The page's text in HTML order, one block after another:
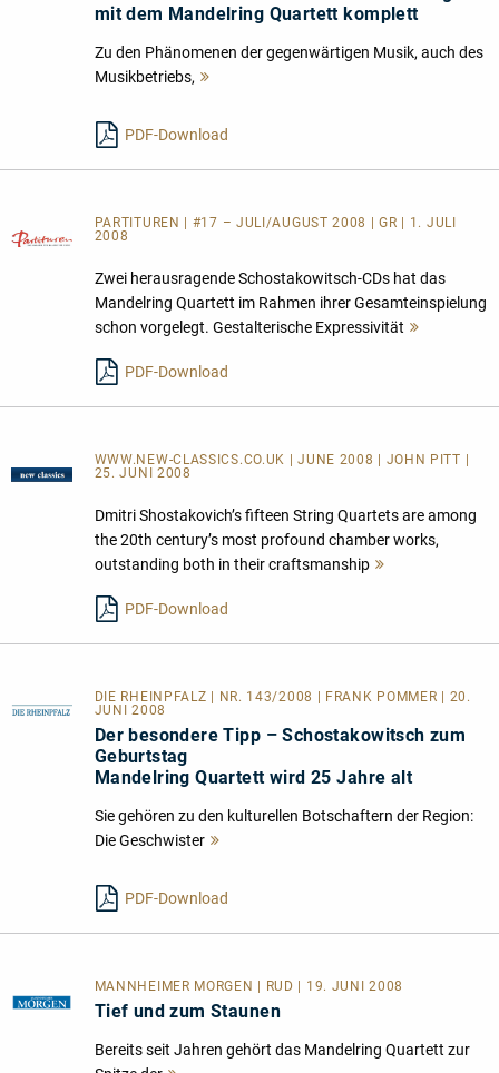
mit dem Mandelring Quartett komplett
Zu den Phänomenen der gegenwärtigen Musik, auch des
Musikbetriebs,
PDF-Download
PARTITUREN | #17 – JULI/AUGUST 2008 | GR | 1. JULI
2008
Zwei herausragende Schostakowitsch-CDs hat das
Mandelring Quartett im Rahmen ihrer Gesamteinspielung
schon vorgelegt. Gestalterische Expressivität
PDF-Download
WWW.NEW-CLASSICS.CO.UK | JUNE 2008 | JOHN PITT |
25. JUNI 2008
Dmitri Shostakovich’s fifteen String Quartets are among
the 20th century’s most profound chamber works,
outstanding both in their craftsmanship
PDF-Download
DIE RHEINPFALZ | NR. 143/2008 | FRANK POMMER | 20.
JUNI 2008
Der besondere Tipp – Schostakowitsch zum
Geburtstag
Mandelring Quartett wird 25 Jahre alt
Sie gehören zu den kulturellen Botschaftern der Region:
Die Geschwister
PDF-Download
MANNHEIMER MORGEN | RUD | 19. JUNI 2008
Tief und zum Staunen
Bereits seit Jahren gehört das Mandelring Quartett zur